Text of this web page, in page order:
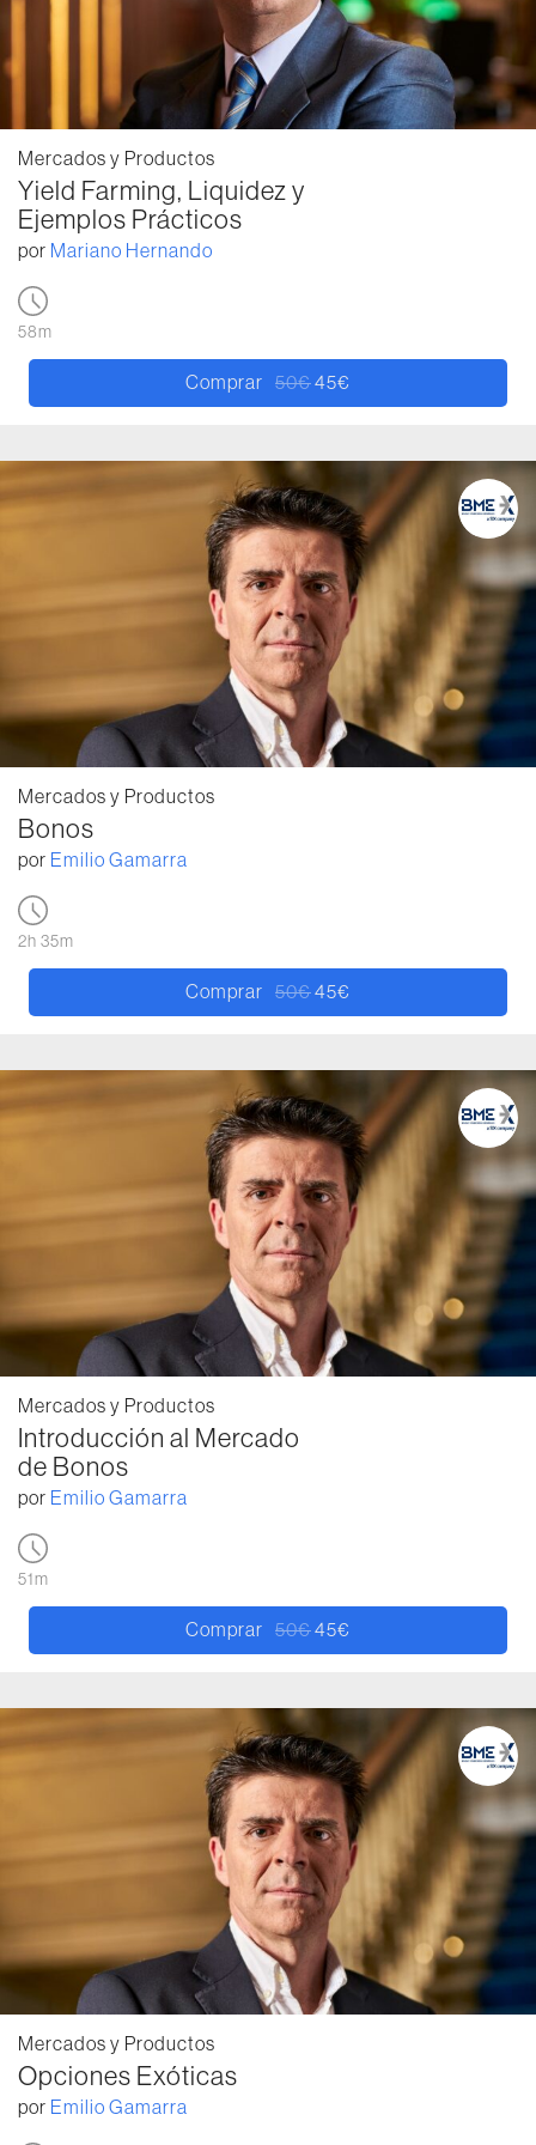
Mercados y Productos
Yield Farming, Liquidez y
Ejemplos Prácticos
por Mariano Hernando
58m
Comprar 50€
El precio original era: 50€.
45€
El precio actual es: 45€.
Mercados y Productos
Bonos
por Emilio Gamarra
2h 35m
Comprar 50€
El precio original era: 50€.
45€
El precio actual es: 45€.
Mercados y Productos
Introducción al Mercado
de Bonos
por Emilio Gamarra
51m
Comprar 50€
El precio original era: 50€.
45€
El precio actual es: 45€.
Mercados y Productos
Opciones Exóticas
por Emilio Gamarra